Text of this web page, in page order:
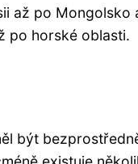
až po Mongolsko
po horské oblasti.
být